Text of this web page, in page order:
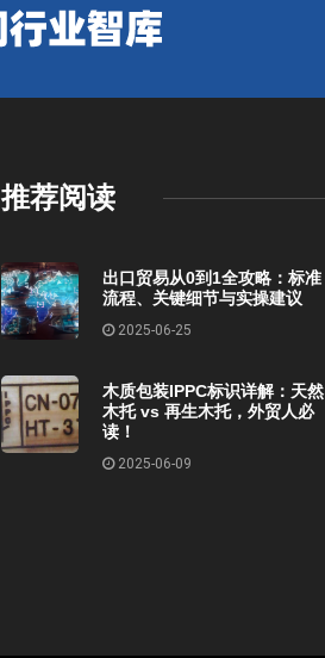
推荐阅读
出口贸易从0到1全攻略：标准
流程、关键细节与实操建议
2025-06-25
木质包装IPPC标识详解：天然
木托 vs 再生木托，外贸人必
读！
2025-06-09